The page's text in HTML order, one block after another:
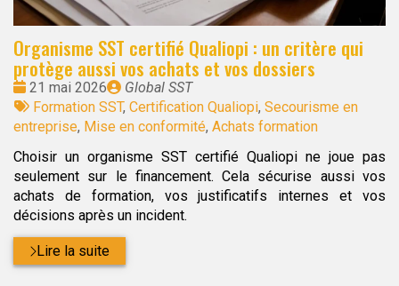
Organisme SST certifié Qualiopi : un critère qui
protège aussi vos achats et vos dossiers
Date
:
21 mai 2026
Publié
par
Global SST
Tags
:
Formation SST, Certification Qualiopi, Secourisme en
entreprise, Mise en conformité, Achats formation
Choisir un organisme SST certifié Qualiopi ne joue pas
seulement sur le financement. Cela sécurise aussi vos
achats de formation, vos justificatifs internes et vos
décisions après un incident.
Lire la suite